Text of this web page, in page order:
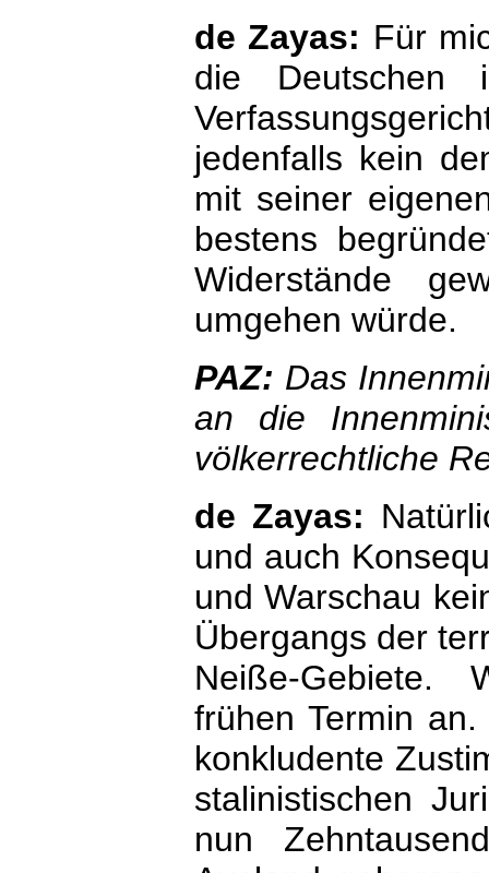
de Zayas: Für
die Deutschen
jedenfalls kein
mit seiner
bestens
Widerstände
umgehen würde.
PAZ: Das
an die
völkerrechtliche
de Zayas:
und auch
und Warschau
Übergangs der
Neiße-Gebiete.
frühen Termin
konkludente
stalinistischen
nun